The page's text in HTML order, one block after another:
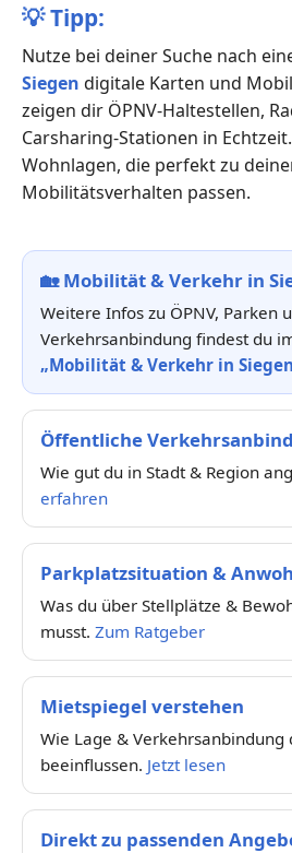
💡Tipp:
Nutze bei deiner Suche nach
Siegen digitale Karten und
zeigen dir ÖPNV-Haltestellen,
Carsharing-Stationen in
Wohnlagen, die perfekt zu
Mobilitätsverhalten passen.
🏡Mobilität & Verkehr in
Weitere Infos zu ÖPNV, Parken
Verkehrsanbindung findest du
„Mobilität & Verkehr in
Öffentliche
Wie gut du in Stadt & Region
erfahren
Parkplatzsituation &
Was du über Stellplätze &
musst. Zum Ratgeber
Mietspiegel verstehen
Wie Lage & Verkehrsanbindung
beeinflussen. Jetzt lesen
Direkt zu passenden